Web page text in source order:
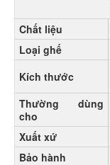
Chất liệu
Loại ghế
Kích thước
Thường dùng
cho
Xuất xứ
Bảo hành